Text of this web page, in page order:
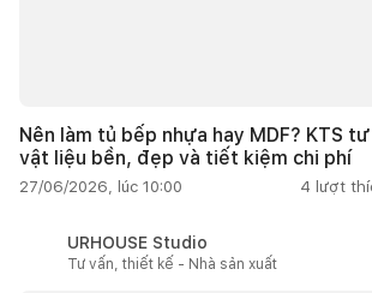
Nên làm tủ bếp nhựa hay MDF? KTS
vật liệu bền, đẹp và tiết kiệm chi phí
27/06/2026, lúc 10:00 4 lượt
URHOUSE Studio
Tư vấn, thiết kế - Nhà sản xuất